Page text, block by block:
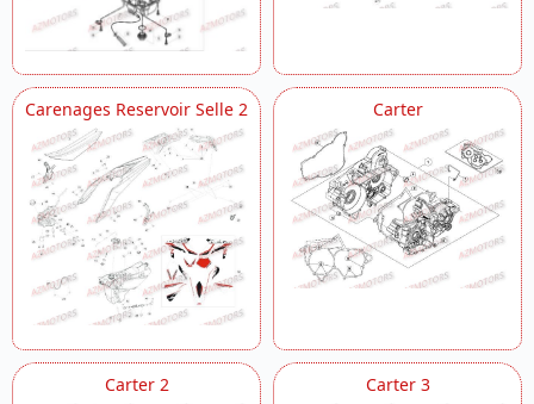
Carenages Reservoir Selle 2 Carter
Carter 2 Carter 3